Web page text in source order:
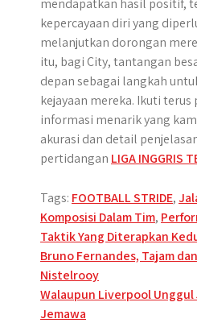
mendapatkan hasil positif,
kepercayaan diri yang
melanjutkan dorongan
itu, bagi City, tantangan
depan sebagai langkah
kejayaan mereka. Ikuti
informasi menarik yang
akurasi dan detail
pertidangan LIGA INGGRIS
Tags: FOOTBALL STRIDE,
Komposisi Dalam Tim,
Taktik Yang Diterapkan
Post
navigation
Bruno Fernandes, Tajam
Nistelrooy
Walaupun Liverpool Unggul
Jemawa